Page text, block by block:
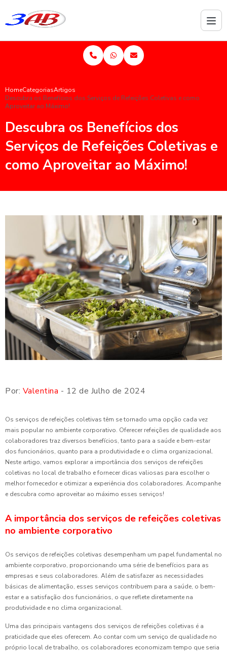
HomeCategoriasArtigos
Descubra os Benefícios dos Serviços de Refeições Coletivas e como
Aproveitar ao Máximo!
Descubra os Benefícios dos
Serviços de Refeições Coletivas e
como Aproveitar ao Máximo!
Por: Valentina - 12 de Julho de 2024
Os serviços de refeições coletivas têm se tornado uma opção cada vez
mais popular no ambiente corporativo. Oferecer refeições de qualidade aos
colaboradores traz diversos benefícios, tanto para a saúde e bem-estar
dos funcionários, quanto para a produtividade e o clima organizacional.
Neste artigo, vamos explorar a importância dos serviços de refeições
coletivas no local de trabalho e fornecer dicas valiosas para escolher o
melhor fornecedor e otimizar a experiência dos colaboradores. Acompanhe
e descubra como aproveitar ao máximo esses serviços!
A importância dos serviços de refeições coletivas
no ambiente corporativo
Os serviços de refeições coletivas desempenham um papel fundamental no
ambiente corporativo, proporcionando uma série de benefícios para as
empresas e seus colaboradores. Além de satisfazer as necessidades
básicas de alimentação, esses serviços contribuem para a saúde, o bem-
estar e a satisfação dos funcionários, o que reflete diretamente na
produtividade e no clima organizacional.
Uma das principais vantagens dos serviços de refeições coletivas é a
praticidade que eles oferecem. Ao contar com um serviço de qualidade no
próprio local de trabalho, os colaboradores economizam tempo que seria